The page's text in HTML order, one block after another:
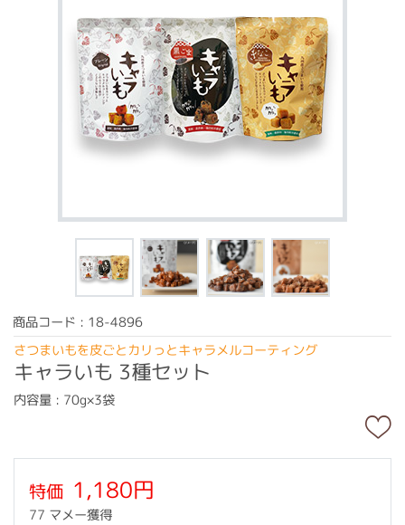
商品コード : 18-4896
さつまいもを皮ごとカリっとキャラメルコーティング
キャラいも 3種セット
内容量 : 70g×3袋
特価 1,180円
77 マメー獲得